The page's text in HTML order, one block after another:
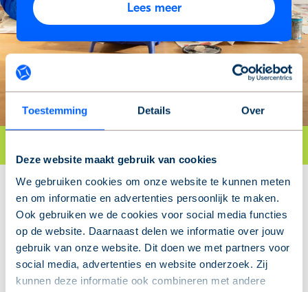
Toestemming Details Over
Deze website maakt gebruik van cookies
We gebruiken cookies om onze website te kunnen meten
en om informatie en advertenties persoonlijk te maken.
Ook gebruiken we de cookies voor social media functies
op de website. Daarnaast delen we informatie over jouw
gebruik van onze website. Dit doen we met partners voor
social media, advertenties en website onderzoek. Zij
kunnen deze informatie ook combineren met andere
Lees meer